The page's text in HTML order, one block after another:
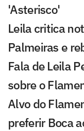
'Asterisco'
Leila critica
Palmeiras e
Fala de Leila
sobre o
Alvo do
preferir Boca